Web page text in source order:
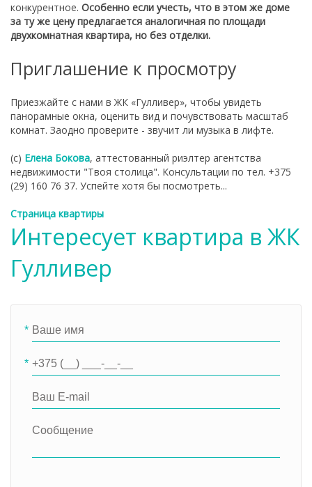
конкурентное. Особенно если учесть, что в этом же доме
за ту же цену предлагается аналогичная по площади
двухкомнатная квартира, но без отделки.
Приглашение к просмотру
Приезжайте с нами в ЖК «Гулливер», чтобы увидеть
панорамные окна, оценить вид и почувствовать масштаб
комнат. Заодно проверите - звучит ли музыка в лифте.
(с) Елена Бокова, аттестованный риэлтер агентства
недвижимости "Твоя столица". Консультации по тел. +375
(29) 160 76 37. Успейте хотя бы посмотреть...
Страница квартиры
Интересует квартира в ЖК
Гулливер
*
*